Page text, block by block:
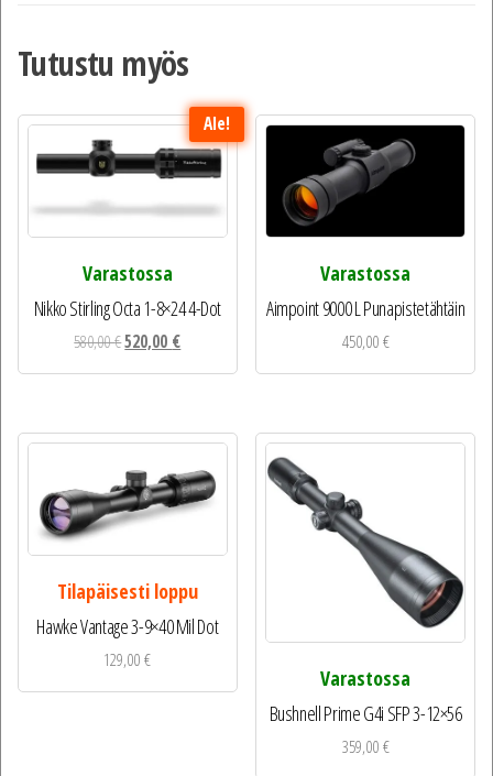
Tutustu myös
Ale!
Varastossa
Nikko Stirling Octa 1-8×24 4-Dot
580,00€Alkuperäinen
520,00 €Nykyinen
Varastossa
Aimpoint 9000 L Punapistetähtäin
450,00€
Tilapäisesti loppu
Hawke Vantage 3-9×40 Mil Dot
129,00€
Varastossa
Bushnell Prime G4i SFP 3-12×56
359,00€